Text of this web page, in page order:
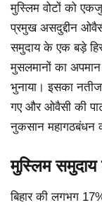
मुस्लिम वोटों को
प्रमुख असदुद्दीन
समुदाय के एक बड़े
मुसलमानों का
भुनाया। इसका
गए और ओवैसी की
नुकसान महागठबंधन
मुस्लिम समुदाय
बिहार की लगभग